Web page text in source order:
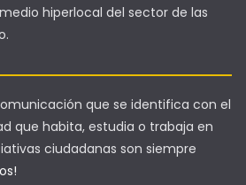
hiperlocal del sector de las
que se identifica con el
que habita, estudia o trabaja en
ciudadanas son siempre